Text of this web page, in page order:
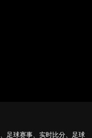
足球赛事、实时比分、足球